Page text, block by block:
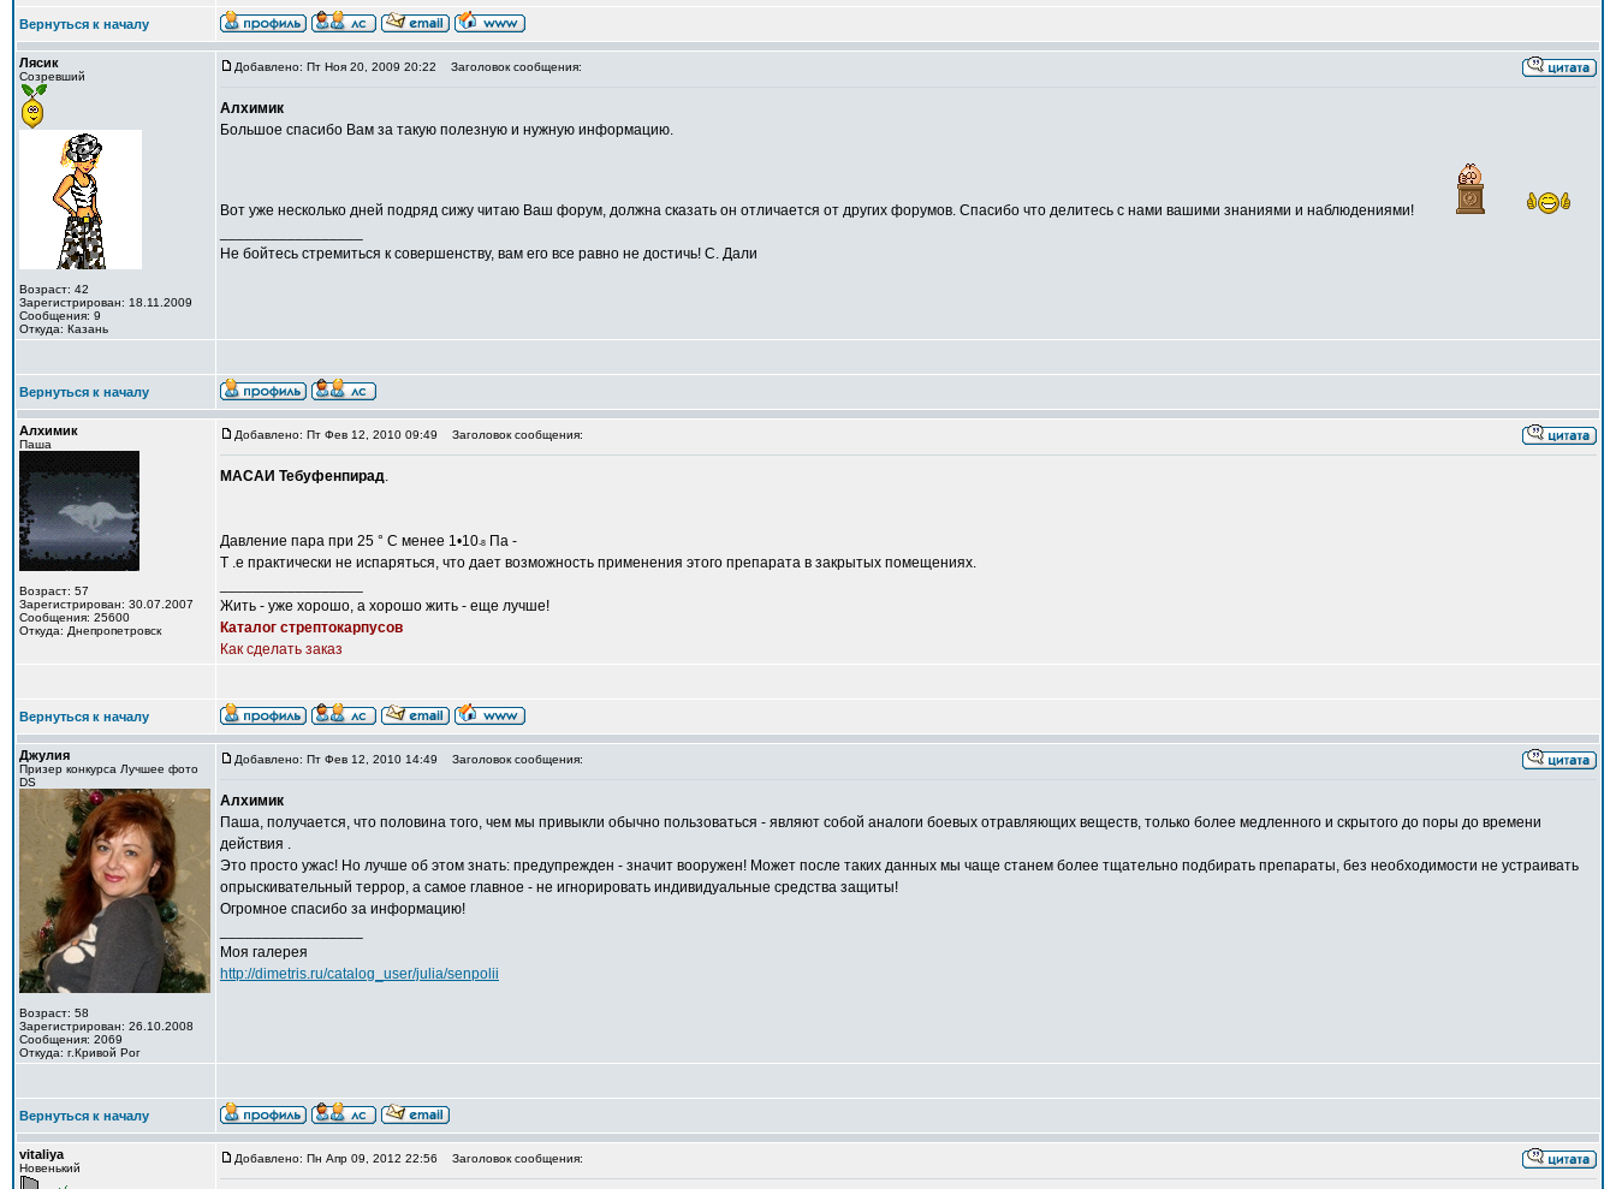
Вернуться к началу
Лясик
Созревший
Возраст: 42
Зарегистрирован: 18.11.2009
Сообщения: 9
Откуда: Казань
Добавлено: Пт Ноя 20, 2009 20:22 Заголовок сообщения:
Алхимик
Большое спасибо Вам за такую полезную и нужную информацию.
Вот уже несколько дней подряд сижу читаю Ваш форум, должна сказать он отличается от других форумов. Спасибо что делитесь с нами вашими знаниями и наблюдениями!
Не бойтесь стремиться к совершенству, вам его все равно не достичь! С. Дали
Вернуться к началу
Алхимик
Паша
Возраст: 57
Зарегистрирован: 30.07.2007
Сообщения: 25600
Откуда: Днепропетровск
Добавлено: Пт Фев 12, 2010 09:49 Заголовок сообщения:
МАСАИ Тебуфенпирад.
Давление пара при 25 ° С менее 1•10-8
Па -
Т .е практически не испаряться, что дает возможность применения этого препарата в закрытых помещениях.
Жить - уже хорошо, а хорошо жить - еще лучше!
Каталог стрептокарпусов
Как сделать заказ
Вернуться к началу
Джулия
Призер конкурса Лучшее фото
DS
Возраст: 58
Зарегистрирован: 26.10.2008
Сообщения: 2069
Откуда: г.Кривой Рог
Добавлено: Пт Фев 12, 2010 14:49 Заголовок сообщения:
Алхимик
Паша, получается, что половина того, чем мы привыкли обычно пользоваться - являют собой аналоги боевых отравляющих веществ, только более медленного и скрытого до поры до времени
действия .
Это просто ужас! Но лучше об этом знать: предупрежден - значит вооружен! Может после таких данных мы чаще станем более тщательно подбирать препараты, без необходимости не устраивать
опрыскивательный террор, а самое главное - не игнорировать индивидуальные средства защиты!
Огромное спасибо за информацию!
Моя галерея
http://dimetris.ru/catalog_user/julia/senpolii
Вернуться к началу
vitaliya
Новенький
Добавлено: Пн Апр 09, 2012 22:56 Заголовок сообщения: